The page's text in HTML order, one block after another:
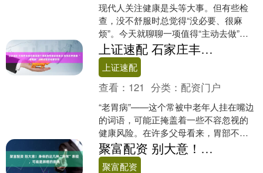
现代人关注健康是头等大事。但有些检
查，没不舒服时总觉得“没必要、很麻
烦”。今天就聊聊一项值得“主动去做”的
重要检查——胃肠镜筛查。 为什么没症
状也要查？ 主动筛....
上证速配 石家庄丰益肛泰医院三甲医院专家定期坐诊 服务百姓健康 “老胃病”出现这些变化要警惕
上证速配
查看： 121 分类：配资门户
“老胃病”——这个常被中老年人挂在嘴边
的词语，可能正掩盖着一些不容忽视的
健康风险。在许多父母看来，胃部不适
是伴随年龄增长的“正常现象”，不值得大
惊小怪。 PAR....
聚富配资 别大意！身体的这几种“异常”表现，可能是肺癌的前兆
聚富配资